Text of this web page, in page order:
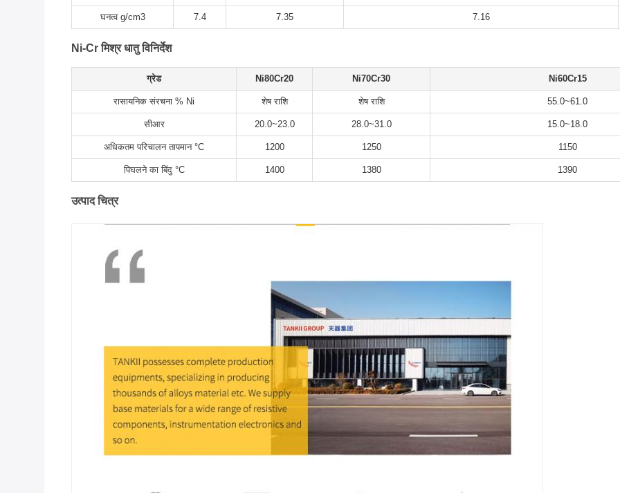
घनत्व g/cm3 7.4 7.35 7.16
Ni-Cr मिश्र धातु विनिर्देश
ग्रेड Ni80Cr20 Ni70Cr30 Ni60Cr15
रासायनिक संरचना % Ni शेष राशि शेष राशि 55.0~61.0
सीआर 20.0~23.0 28.0~31.0 15.0~18.0
अधिकतम परिचालन तापमान °C 1200 1250 1150
पिघलने का बिंदु °C 1400 1380 1390
उत्पाद चित्र